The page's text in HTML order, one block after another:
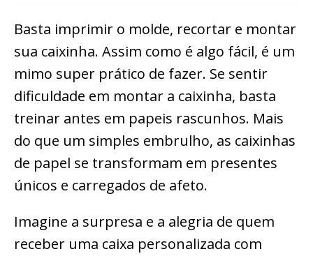
Basta imprimir o molde, recortar e montar
sua caixinha. Assim como é algo fácil, é um
mimo super prático de fazer. Se sentir
dificuldade em montar a caixinha, basta
treinar antes em papeis rascunhos. Mais
do que um simples embrulho, as caixinhas
de papel se transformam em presentes
únicos e carregados de afeto.
Imagine a surpresa e a alegria de quem
receber uma caixa personalizada com